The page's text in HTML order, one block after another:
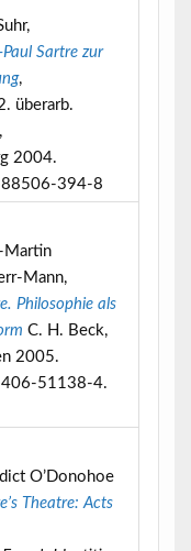
Sartre zur
,
überarb.
2004.
88506-394-8
Martin
Mann,
Philosophie als
C. H. Beck,
2005.
406-51138-4.
O’Donohoe
Theatre: Acts